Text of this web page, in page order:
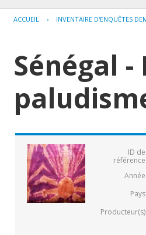
ACCUEIL › INVENTAIRE D'ENQUÊTES
Sénégal
ID de
référence
Année
Pays
Producteur(s)